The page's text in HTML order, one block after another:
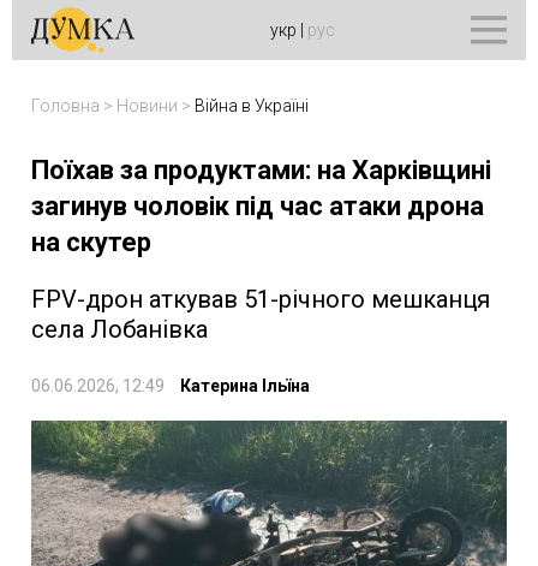
укр рус
Головна > Новини > Війна в Україні
Поїхав за продуктами: на Харківщині
загинув чоловік під час атаки дрона
на скутер
FPV-дрон аткував 51-річного мешканця
села Лобанівка
06.06.2026, 12:49 Катерина Ільїна